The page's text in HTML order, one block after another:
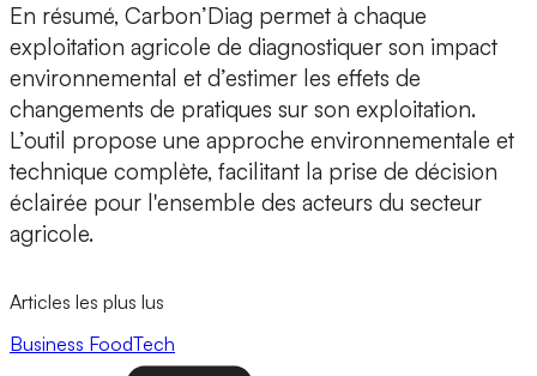
En résumé, Carbon’Diag permet à chaque
exploitation agricole de diagnostiquer son impact
environnemental et d’estimer les effets de
changements de pratiques sur son exploitation.
L’outil propose une approche environnementale et
technique complète, facilitant la prise de décision
éclairée pour l'ensemble des acteurs du secteur
agricole.
Articles les plus lus
Business FoodTech